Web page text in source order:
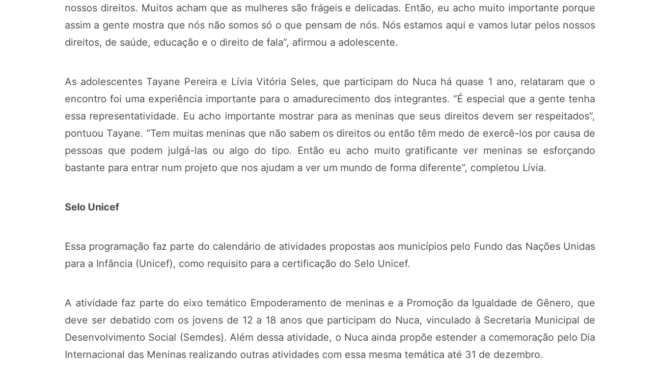
nossos direitos. Muitos acham que as mulheres são frágeis e delicadas. Então, eu acho muito importante porque
assim a gente mostra que nós não somos só o que pensam de nós. Nós estamos aqui e vamos lutar pelos nossos
direitos, de saúde, educação e o direito de fala”, afirmou a adolescente.
As adolescentes Tayane Pereira e Lívia Vitória Seles, que participam do Nuca há quase 1 ano, relataram que o
encontro foi uma experiência importante para o amadurecimento dos integrantes. “É especial que a gente tenha
essa representatividade. Eu acho importante mostrar para as meninas que seus direitos devem ser respeitados”,
pontuou Tayane. “Tem muitas meninas que não sabem os direitos ou então têm medo de exercê-los por causa de
pessoas que podem julgá-las ou algo do tipo. Então eu acho muito gratificante ver meninas se esforçando
bastante para entrar num projeto que nos ajudam a ver um mundo de forma diferente”, completou Lívia.
Selo Unicef
Essa programação faz parte do calendário de atividades propostas aos municípios pelo Fundo das Nações Unidas
para a Infância (Unicef), como requisito para a certificação do Selo Unicef.
A atividade faz parte do eixo temático Empoderamento de meninas e a Promoção da Igualdade de Gênero, que
deve ser debatido com os jovens de 12 a 18 anos que participam do Nuca, vinculado à Secretaria Municipal de
Desenvolvimento Social (Semdes). Além dessa atividade, o Nuca ainda propõe estender a comemoração pelo Dia
Internacional das Meninas realizando outras atividades com essa mesma temática até 31 de dezembro.